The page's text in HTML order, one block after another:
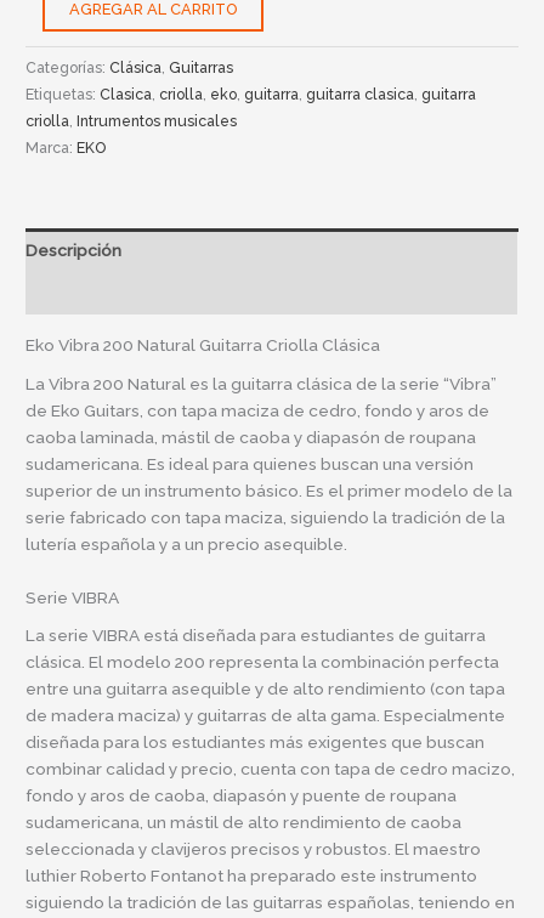
AGREGAR AL CARRITO
Categorías: Clásica, Guitarras
Etiquetas: Clasica, criolla, eko, guitarra, guitarra clasica, guitarra
criolla,Intrumentos musicales
Marca:EKO
Descripción
Eko Vibra 200 Natural Guitarra Criolla Clásica
La Vibra 200 Natural es la guitarra clásica de la serie “Vibra”
de Eko Guitars, con tapa maciza de cedro, fondo y aros de
caoba laminada, mástil de caoba y diapasón de roupana
sudamericana. Es ideal para quienes buscan una versión
superior de un instrumento básico. Es el primer modelo de la
serie fabricado con tapa maciza, siguiendo la tradición de la
lutería española y a un precio asequible.
Serie VIBRA
La serie VIBRA está diseñada para estudiantes de guitarra
clásica. El modelo 200 representa la combinación perfecta
entre una guitarra asequible y de alto rendimiento (con tapa
de madera maciza) y guitarras de alta gama. Especialmente
diseñada para los estudiantes más exigentes que buscan
combinar calidad y precio, cuenta con tapa de cedro macizo,
fondo y aros de caoba, diapasón y puente de roupana
sudamericana, un mástil de alto rendimiento de caoba
seleccionada y clavijeros precisos y robustos. El maestro
luthier Roberto Fontanot ha preparado este instrumento
siguiendo la tradición de las guitarras españolas, teniendo en